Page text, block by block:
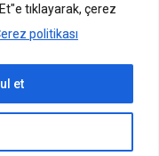
tıklayarak, çerez
politikası
et
2024
Ulaşın
Open